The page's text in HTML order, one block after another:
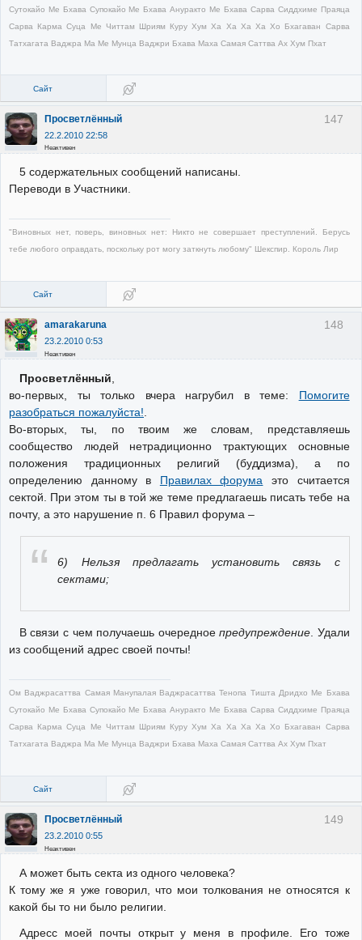
Сутокайо Ме Бхава Супокайо Ме Бхава Ануракто Ме Бхава Сарва Сиддхиме Праяца
Сарва Карма Суца Ме Читтам Шриям Куру Хум Ха Ха Ха Ха Хо Бхагаван Сарва
Татхагата Ваджра Ма Ме Мунца Ваджри Бхава Маха Самая Саттва Ах Хум Пхат
Сайт
147
Просветлённый
22.2.2010 22:58
Неактивен
5 содержательных сообщений написаны.
Переводи в Участники.
"Виновных нет, поверь, виновных нет: Никто не совершает преступлений. Берусь
тебе любого оправдать, поскольку рот могу заткнуть любому" Шекспир. Король Лир
Сайт
148
amarakaruna
23.2.2010 0:53
Неактивен
Просветлённый
во-первых, ты только вчера нагрубил в теме: Помогите
разобраться пожалуйста!
Во-вторых, ты, по твоим же словам, представляешь
сообщество людей нетрадиционно трактующих основные
положения традиционных религий (буддизма), а по
определению данному в Правилах форума это считается
сектой. При этом ты в той же теме предлагаешь писать тебе на
почту, а это нарушение п. 6 Правил форума –
6) Нельзя предлагать установить связь с
сектами;
В связи с чем получаешь очередноепредупреждение . Удали
из сообщений адрес своей почты!
Ом Ваджрасаттва Самая Манупалая Ваджрасаттва Тенопа Тишта Дридхо Ме Бхава
Сутокайо Ме Бхава Супокайо Ме Бхава Ануракто Ме Бхава Сарва Сиддхиме Праяца
Сарва Карма Суца Ме Читтам Шриям Куру Хум Ха Ха Ха Ха Хо Бхагаван Сарва
Татхагата Ваджра Ма Ме Мунца Ваджри Бхава Маха Самая Саттва Ах Хум Пхат
Сайт
149
Просветлённый
23.2.2010 0:55
Неактивен
А может быть секта из одного человека?
К тому же я уже говорил, что мои толкования не относятся к
какой бы то ни было религии.
Адресс моей почты открыт у меня в профиле. Его тоже